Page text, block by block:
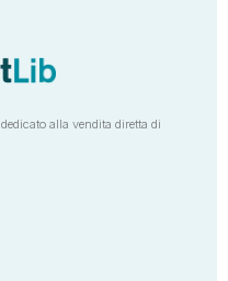
alla vendita diretta di